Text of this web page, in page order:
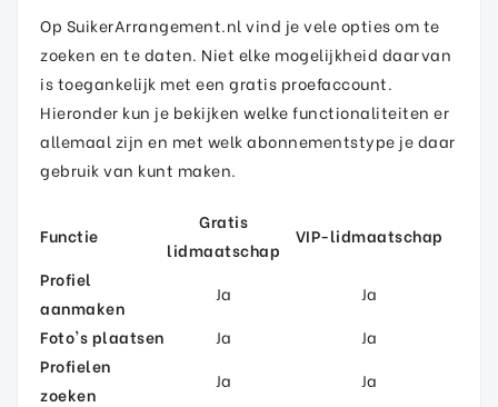
Op SuikerArrangement.nl vind je vele opties om te
zoeken en te daten. Niet elke mogelijkheid daarvan
is toegankelijk met een gratis proefaccount.
Hieronder kun je bekijken welke functionaliteiten er
allemaal zijn en met welk abonnementstype je daar
gebruik van kunt maken.
Functie
Gratis
lidmaatschap
VIP-lidmaatschap
Profiel
aanmaken
Ja
Ja
Foto's plaatsen
Ja
Ja
Profielen
zoeken
Ja
Ja